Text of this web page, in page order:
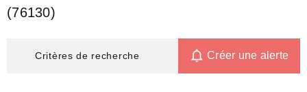
(76130)
Critères de recherche Créer une alerte